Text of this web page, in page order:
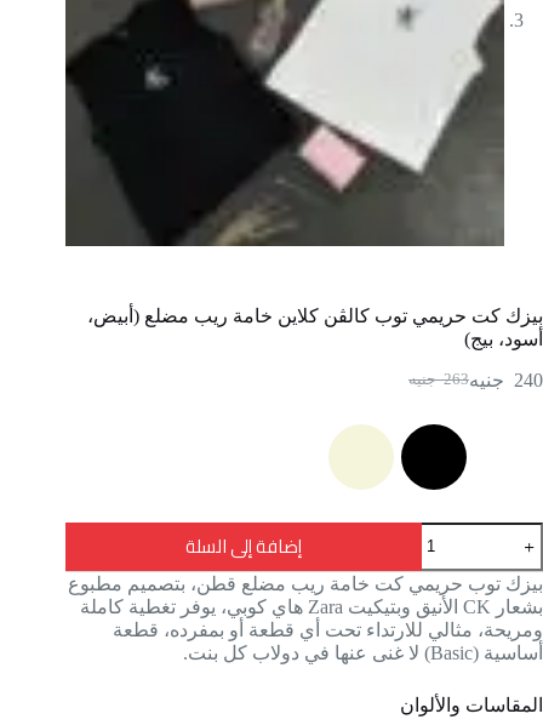
بيزك كت حريمي توب كالڤن كلاين خامة ريب مضلع (أبيض،
أسود، بيج)
263 جنيه 240 جنيه
إضافة إلى السلة
بيزك توب حريمي كت خامة ريب مضلع قطن، بتصميم مطبوع
بشعار CK الأنيق وبتيكيت Zara هاي كوبي، يوفر تغطية كاملة
ومريحة، مثالي للارتداء تحت أي قطعة أو بمفرده، قطعة
أساسية (Basic) لا غنى عنها في دولاب كل بنت.
المقاسات والألوان